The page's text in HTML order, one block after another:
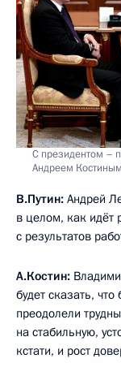
С президентом –
Андреем
В.Путин: Андрей
в целом, как идёт
с результатов
А.Костин:
будет сказать,
преодолели
на стабильную,
кстати, и рост